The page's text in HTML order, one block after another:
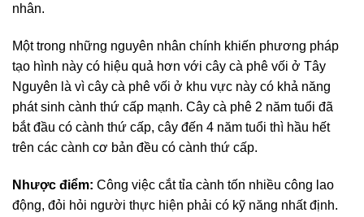
nhân.
Một trong những nguyên nhân chính khiến phương pháp
tạo hình này có hiệu quả hơn với cây cà phê vối ở Tây
Nguyên là vì cây cà phê vối ở khu vực này có khả năng
phát sinh cành thứ cấp mạnh. Cây cà phê 2 năm tuổi đã
bắt đầu có cành thứ cấp, cây đến 4 năm tuổi thì hầu hết
trên các cành cơ bản đều có cành thứ cấp.
Nhược điểm: Công việc cắt tỉa cành tốn nhiều công lao
động, đỏi hỏi người thực hiện phải có kỹ năng nhất định.